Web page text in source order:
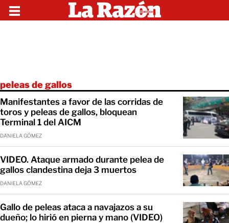
peleas de gallos
Manifestantes a favor de las corridas de
toros y peleas de gallos, bloquean
Terminal 1 del AICM
DANIELA GÓMEZ
VIDEO. Ataque armado durante pelea de
gallos clandestina deja 3 muertos
DANIELA GÓMEZ
Gallo de peleas ataca a navajazos a su
dueño; lo hirió en pierna y mano (VIDEO)